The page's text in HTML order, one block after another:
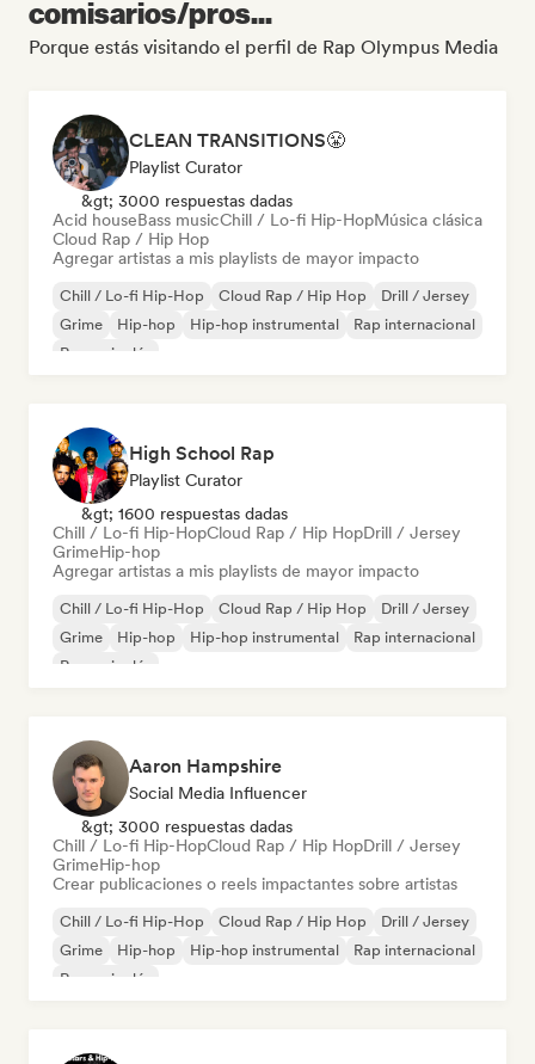
comisarios/pros...
Porque estás visitando el perfil de Rap Olympus Media
CLEAN TRANSITIONS😤
Playlist Curator
&gt; 3000 respuestas dadas
Acid houseBass musicChill / Lo-fi Hip-HopMúsica clásica
Cloud Rap / Hip Hop
Agregar artistas a mis playlists de mayor impacto
Chill / Lo-fi Hip-Hop Cloud Rap / Hip Hop
Drill / Jersey
Grime
Hip-hop Hip-hop instrumental
Rap internacional
Rap en inglés
High School Rap
Playlist Curator
&gt; 1600 respuestas dadas
Chill / Lo-fi Hip-HopCloud Rap / Hip HopDrill / Jersey
GrimeHip-hop
Agregar artistas a mis playlists de mayor impacto
Chill / Lo-fi Hip-Hop Cloud Rap / Hip Hop
Drill / Jersey
Grime
Hip-hop Hip-hop instrumental
Rap internacional
Rap en inglés
Aaron Hampshire
Social Media Influencer
&gt; 3000 respuestas dadas
Chill / Lo-fi Hip-HopCloud Rap / Hip HopDrill / Jersey
GrimeHip-hop
Crear publicaciones o reels impactantes sobre artistas
Chill / Lo-fi Hip-Hop Cloud Rap / Hip Hop
Drill / Jersey
Grime
Hip-hop Hip-hop instrumental
Rap internacional
Rap en inglés